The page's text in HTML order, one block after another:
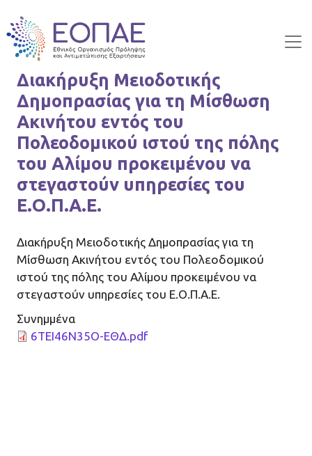
Διακήρυξη Μειοδοτικής
Δημοπρασίας για τη Μίσθωση
Ακινήτου εντός του
Πολεοδομικού ιστού της πόλης
του Αλίμου προκειμένου να
στεγαστούν υπηρεσίες του
Ε.Ο.Π.Α.Ε.
Διακήρυξη Μειοδοτικής Δημοπρασίας για τη
Μίσθωση Ακινήτου εντός του Πολεοδομικού
ιστού της πόλης του Αλίμου προκειμένου να
στεγαστούν υπηρεσίες του Ε.Ο.Π.Α.Ε.
Συνημμένα
6ΤΕΙ46Ν35Ο-ΕΘΔ.pdf